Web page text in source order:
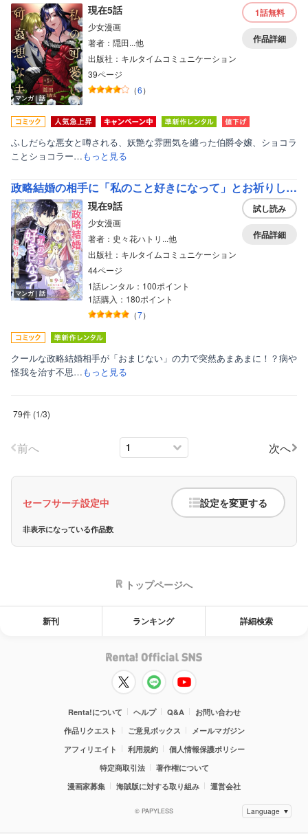
マンガ｜話
現在5話
少女漫画
著者：隠田...他
出版社：キルタイムコミュニケーション
39ページ
（6）
1話無料
作品詳細
ふしだらな悪女と噂される、妖艶な雰囲気を纏った伯爵令嬢、ショコラ
ことショコラー…もっと見る
政略結婚の相手に「私のこと好きになって」とお祈りした結果
マンガ｜話
現在9話
少女漫画
著者：史々花ハトリ...他
出版社：キルタイムコミュニケーション
44ページ
1話レンタル：100ポイント
1話購入：180ポイント
（7）
試し読み
作品詳細
クールな政略結婚相手が「おまじない」の力で突然あまあまに！？病や
怪我を治す不思…もっと見る
79件 (1/3)
前へ 次へ
セーフサーチ設定中 設定を変更する
非表示になっている作品数
トップページへ
新刊 ランキング 詳細検索
Renta!について ヘルプ Q&A
お問い合わせ
作品リクエスト
ご意見ボックス
メールマガジン
アフィリエイト
利用規約
個人情報保護ポリシー
特定商取引法
著作権について
漫画家募集
海賊版に対する取り組み 運営会社
© PAPYLESS